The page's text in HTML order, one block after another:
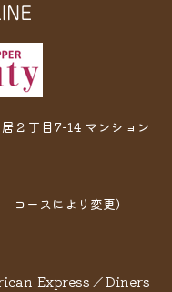
２丁目7−14 マンション
ースにより変更）
Express／Diners